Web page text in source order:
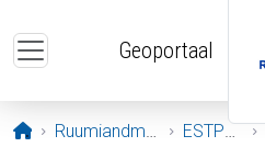
Geoportaal
Avaleht
Ruumiandmed ESTPOS